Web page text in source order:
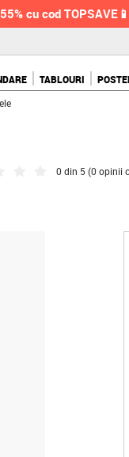
cu cod TOPSAVE📱
TABLOURI
0 din 5 (0 opinii